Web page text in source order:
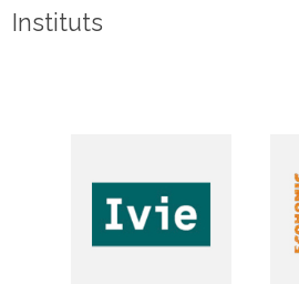
Instituts